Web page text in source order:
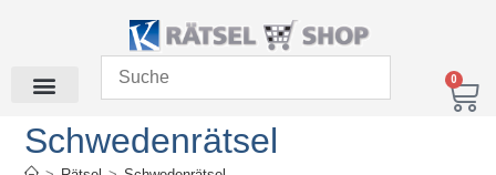
0
Schwedenrätsel